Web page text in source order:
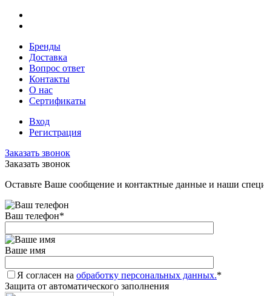
Бренды
Доставка
Вопрос ответ
Контакты
О нас
Сертификаты
Вход
Регистрация
Заказать звонок
Заказать звонок
Оставьте Ваше сообщение и контактные данные и наши
Ваш телефон*
Ваше имя
Я согласен на обработку персональных данных.*
Защита от автоматического заполнения